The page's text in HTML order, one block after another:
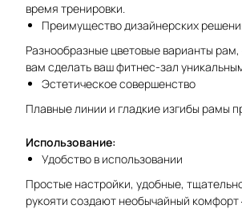
время тренировки.
Преимущество дизайнерских
Разнообразные цветовые варианты
вам сделать ваш фитнес-зал
Эстетическое совершенство
Плавные линии и гладкие изгибы рамы
Использование:
Удобство в использовании
Простые настройки, удобные,
рукояти создают необычайный